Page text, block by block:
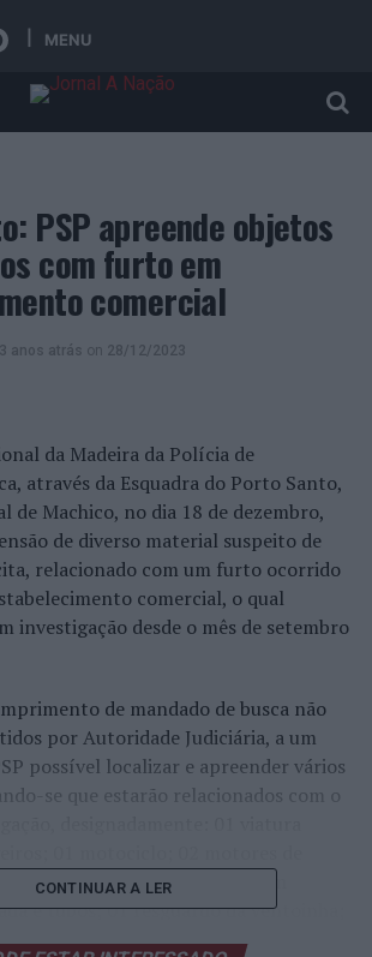
MENU
PSP apreende objetos
com furto em
comercial
3 anos atrás on 28/12/2023
da Madeira da Polícia de
através da Esquadra do Porto Santo,
de Machico, no dia 18 de dezembro,
de diverso material suspeito de
relacionado com um furto ocorrido
comercial, o qual
investigação desde o mês de setembro
de mandado de busca não
por Autoridade Judiciária, a um
possível localizar e apreender vários
se que estarão relacionados com o
passageiros; 01Intercooler
e tubos; 01 resguardo da ventoinha;
de escape; 01 ventoinha para motor;
CONTINUAR A LER